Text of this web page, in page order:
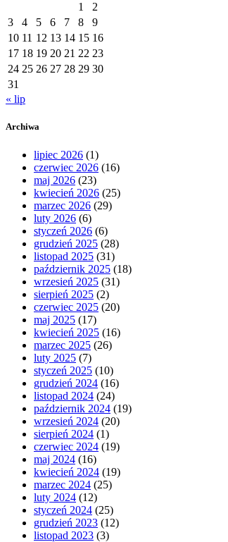
1
2
3
4 5 6 7 8
9
10 11 12 13 14 15 16
17 18 19 20 21 22 23
24 25 26 27 28 29 30
31
« lip
Archiwa
lipiec 2026 (1)
czerwiec 2026 (16)
maj 2026 (23)
kwiecień 2026 (25)
marzec 2026 (29)
luty 2026 (6)
styczeń 2026 (6)
grudzień 2025 (28)
listopad 2025 (31)
październik 2025 (18)
wrzesień 2025 (31)
sierpień 2025 (2)
czerwiec 2025 (20)
maj 2025 (17)
kwiecień 2025 (16)
marzec 2025 (26)
luty 2025 (7)
styczeń 2025 (10)
grudzień 2024 (16)
listopad 2024 (24)
październik 2024 (19)
wrzesień 2024 (20)
sierpień 2024 (1)
czerwiec 2024 (19)
maj 2024 (16)
kwiecień 2024 (19)
marzec 2024 (25)
luty 2024 (12)
styczeń 2024 (25)
grudzień 2023 (12)
listopad 2023 (3)